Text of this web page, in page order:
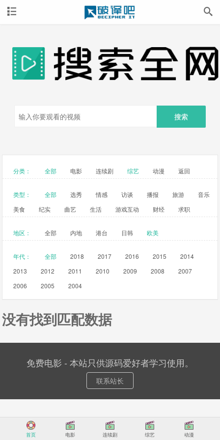
搜索
分类： 全部 电影 连续剧 综艺 动漫 返回
类型： 全部 选秀 情感 访谈 播报 旅游
音乐
美食
纪实 曲艺 生活 游戏互动 财经 求职
地区： 全部 内地 港台 日韩 欧美
年代： 全部 2018 2017 2016 2015
2014
2013
2012 2011 2010 2009 2008
2007
2006
2005 2004
没有找到匹配数据
首页 电影 连续剧 综艺 动漫
免费电影 - 本站只供源码爱好者学习使用。
联系站长